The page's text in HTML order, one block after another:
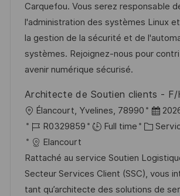
t
e
i
s
a
t
i
n
a
f
f
i
h
a
g
r
e
n
c
e
u
p
o
s
t
e
g
o
r
i
Carquefou. Vous serez responsable
l'administration des systèmes Linux
la gestion de la sécurité et de
systèmes. Rejoignez-nous pour
avenir numérique sécurisé.
Architecte de Soutien clients - F/
o
c
a
l
i
Élancourt, Yvelines, 78990
D
a
e
d
’
R
é
f
é
r
R0329859 Full time
C
é
g
Elancourt
Rattaché au service Soutien
Secteur Services Client (SSC), vous
tant qu’architecte des solutions de